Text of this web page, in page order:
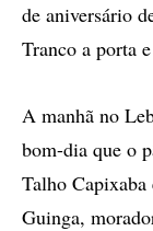
de aniversário
Tranco a porta
A manhã no
bom-dia que o
Talho
Guinga,